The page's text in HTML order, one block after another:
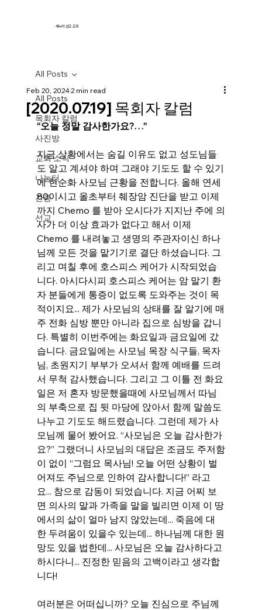
새누리 선교 교회
All Posts
목회자 칼럼
사진방
교회 소식
나눔터
간증
선교
All Posts
[2020.07.19] 목회자 칼럼
Feb 20, 20242 min read
“오늘 정말 감사한가요?…”
지금 상황에서는 숨길 이유도 없고 성도님들
도 알고 계셔야 하며 그래야 기도도 할 수 있기
에 현순화 사모님 근황을 전합니다. 올해 연세
80이시고 올초부터 췌장암 진단을 받고 이제
까지 Chemo 를 받아 오시다가 지지난 주에 의
사가 더 이상 효과가 없다고 해서 이제
Chemo 를 내려놓고 생명의 주관자이신 하나
님께 모든 것을 맡기기로 결단 하셨습니다. 그
리고 며칠 후에 호스피스 케어가 시작되었습
니다. 아시다시피 호스피스 케어는 암 말기 환
자 분들에게 통증이 없도록 도와주는 것이 목
적이지요... 제가 사모님의 상태를 잘 알기에 매
주 전화 심방 뿐만 아니라 집으로 심방을 갑니
다. 특별히 이번주에는 화요일과 금요일에 갔
습니다. 금요일에는 사모님 목장 식구들, 목자
님, 초원지기 부부가 오셔서 함께 예배를 드려
서 무척 감사했습니다. 그리고 그 이틀 전 화요
일은 저 혼자 방문했을때에 사모님께서 따님
의 부축으로 집 뒷 마당에 앉아서 함께 말씀도
나누고 기도도 해드렸습니다. 그런데 제가 사
모님께 물어 봤어요. “사모님은 오늘 감사한가
요?” 그랬더니 사모님의 대답은 조금도 주저함
이 없이 “그럼요 목사님! 오늘 어떤 상황이 벌
어져도 주님으로 인하여 감사합니다!” 라고
요... 참으로 감동이 되었습니다. 지금 어찌 보
면 의사의 말과 가족을 말을 빌리면 이제 이 땅
에서의 삶이 얼마 남지 않았는데... 죽음에 대
한 두려움이 있을수 있는데... 하나님께 대한 원
망도 있을 법한데... 사모님은 오늘 감사하다고
하시다니... 진정한 믿음의 고백이라고 생각합
니다!
여러분은 어떠십니까? 오늘 진심으로 주님께